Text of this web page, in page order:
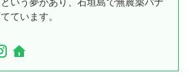
ています。